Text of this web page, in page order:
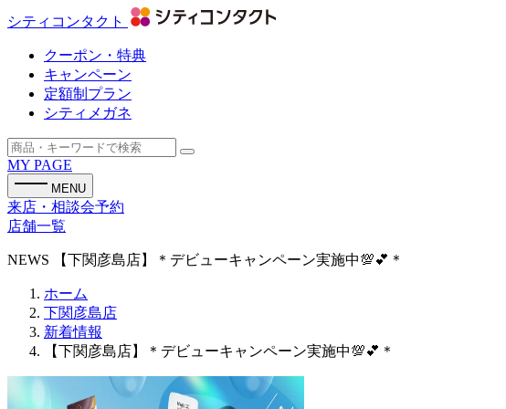
シティコンタクト
クーポン・特典
キャンペーン
定額制プラン
シティメガネ
MY PAGE
MENU
来店・相談会予約
店舗一覧
NEWS 【下関彦島店】＊デビューキャンペーン実施中💯💕＊
ホーム
下関彦島店
新着情報
【下関彦島店】＊デビューキャンペーン実施中💯💕＊